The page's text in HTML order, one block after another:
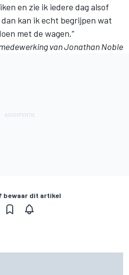
en zie ik iedere dag alsof
kan ik echt begrijpen wat
met de wagen.”
van Jonathan Noble
bewaar dit artikel